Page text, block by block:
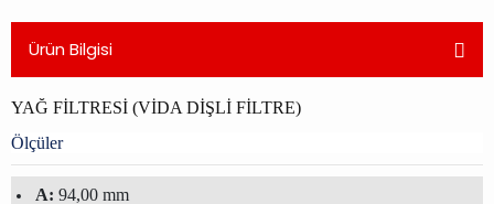
Ürün Bilgisi
YAĞ FİLTRESİ (VİDA DİŞLİ FİLTRE)
Ölçüler
A: 94,00 mm